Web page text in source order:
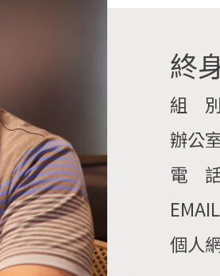
終
組
辦公
電 話
個人